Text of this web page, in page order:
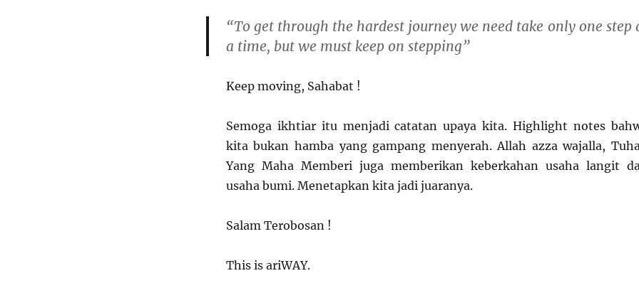
“To get through the hardest journey we need take only one step
a time, but we must keep on stepping”
Keep moving, Sahabat !
Semoga ikhtiar itu menjadi catatan upaya kita. Highlight notes
kita bukan hamba yang gampang menyerah. Allah azza wajalla,
Yang Maha Memberi juga memberikan keberkahan usaha langit
usaha bumi. Menetapkan kita jadi juaranya.
Salam Terobosan !
This is ariWAY.